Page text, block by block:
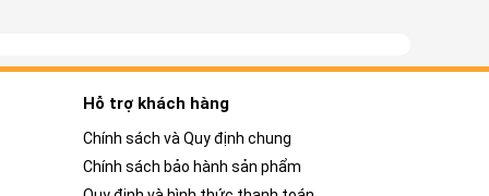
Hỗ trợ khách hàng
Chính sách và Quy định chung
Chính sách bảo hành sản phẩm